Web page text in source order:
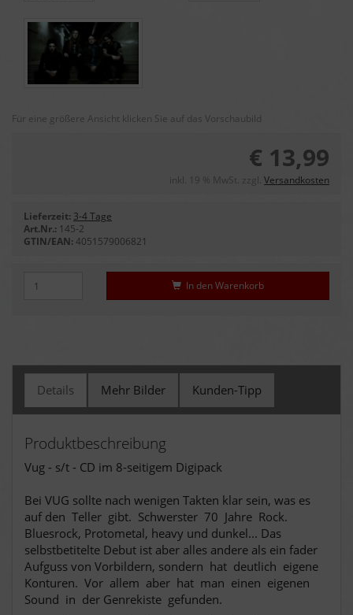
Für eine größere Ansicht klicken Sie auf das Vorschaubild
€ 13,99
inkl. 19 % MwSt. zzgl. Versandkosten
Lieferzeit: 3-4 Tage
Art.Nr.: 145-2
GTIN/EAN: 4051579006821
In den Warenkorb
Details Mehr Bilder Kunden-Tipp
Produktbeschreibung
Vug - s/t - CD im 8-seitigem Digipack
Bei VUG sollte nach wenigen Takten klar sein, was es
auf den Teller gibt. Schwerster 70 Jahre Rock.
Bluesrock, Protometal, heavy und dunkel... Das
selbstbetitelte Debut ist aber alles andere als ein fader
Aufguss von Vorbildern, sondern hat deutlich eigene
Konturen. Vor allem aber hat man einen eigenen
Sound in der Genrekiste gefunden.